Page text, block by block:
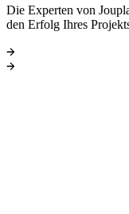
Die Experten von
den Erfolg Ihres